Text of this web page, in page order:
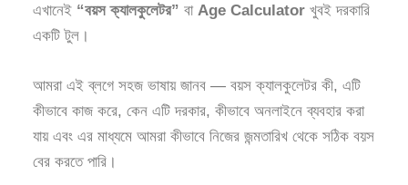
এখানেই “বয়স ক্যালকুলেটর” বাAge Calculator খুবই দরকারি
একটি টুল।
আমরা এই ব্লগে সহজ ভাষায় জানব — বয়স ক্যালকুলেটর কী, এটি
কীভাবে কাজ করে, কেন এটি দরকার, কীভাবে অনলাইনে ব্যবহার করা
যায় এবং এর মাধ্যমে আমরা কীভাবে নিজের জন্মতারিখ থেকে সঠিক বয়স
বের করতে পারি।